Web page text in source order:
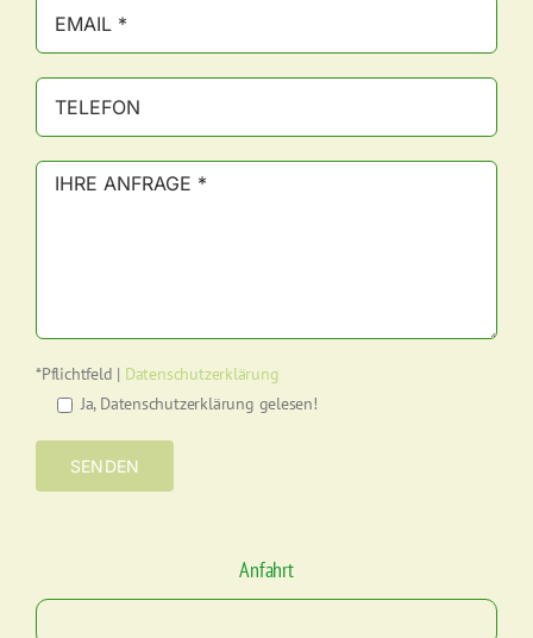
*Pflichtfeld | Datenschutzerklärung
Ja, Datenschutzerklärung gelesen!
Anfahrt